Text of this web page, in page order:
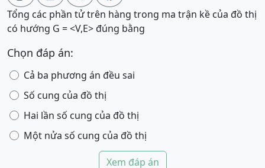
Tổng các phần tử trên hàng trong ma trận kề của đồ thị
có hướng G = <V,E> đúng bằng
Chọn đáp án:
Cả ba phương án đều sai
Số cung của đồ thị
Hai lần số cung của đồ thị
Một nửa số cung của đồ thị
Xem đáp án